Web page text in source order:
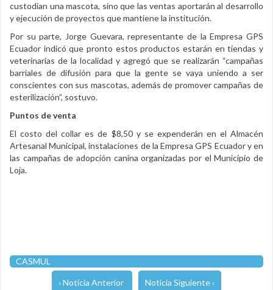
custodian una mascota, sino que las ventas aportarán al desarrollo
y ejecución de proyectos que mantiene la institución.
Por su parte, Jorge Guevara, representante de la Empresa GPS
Ecuador indicó que pronto estos productos estarán en tiendas y
veterinarias de la localidad y agregó que se realizarán “campañas
barriales de difusión para que la gente se vaya uniendo a ser
conscientes con sus mascotas, además de promover campañas de
esterilización”, sostuvo.
Puntos de venta
El costo del collar es de $8,50 y se expenderán en el Almacén
Artesanal Municipal, instalaciones de la Empresa GPS Ecuador y en
las campañas de adopción canina organizadas por el Municipio de
Loja.
CASMUL
‹ Noticia Anterior Noticia Siguiente ›